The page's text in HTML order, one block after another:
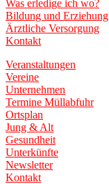
Was erledige ich wo?
Bildung und Erziehung
Ärztliche Versorgung
Kontakt
Veranstaltungen
Vereine
Unternehmen
Termine Müllabfuhr
Ortsplan
Jung & Alt
Gesundheit
Unterkünfte
Newsletter
Kontakt